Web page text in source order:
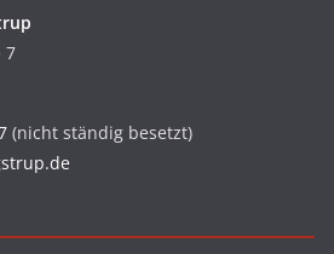
7
(nicht ständig besetzt)